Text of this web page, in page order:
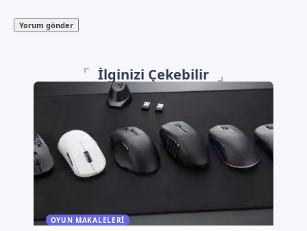
İlginizi Çekebilir
OYUN MAKALELERI